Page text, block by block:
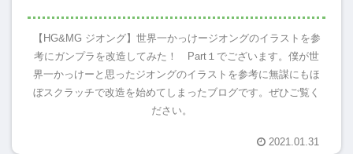
【HG&MG ジオング】世界一かっけージオングのイラストを参
考にガンプラを改造してみた！ Part１でございます。僕が世
界一かっけーと思ったジオングのイラストを参考に無謀にもほ
ぼスクラッチで改造を始めてしまったブログです。ぜひご覧く
ださい。
2021.01.31